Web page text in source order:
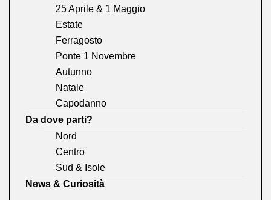
25 Aprile & 1 Maggio
Estate
Ferragosto
Ponte 1 Novembre
Autunno
Natale
Capodanno
Da dove parti?
Nord
Centro
Sud & Isole
News & Curiosità